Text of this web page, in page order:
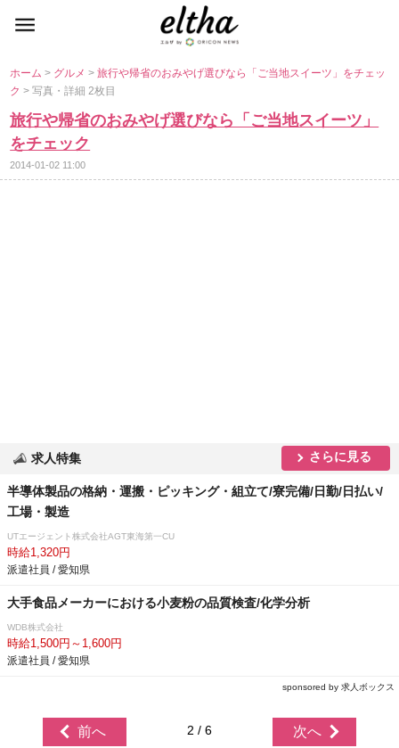
ホーム> グルメ>旅行や帰省のおみやげ選びなら「ご当地スイーツ」をチェッ
ク> 写真・詳細 2枚目
旅行や帰省のおみやげ選びなら「ご当地スイーツ」
をチェック
2014-01-02 11:00
求人特集 さらに見る
半導体製品の格納・運搬・ピッキング・組立て/寮完備/日勤/日払い/
工場・製造
UTエージェント株式会社AGT東海第一CU
時給1,320円
派遣社員 / 愛知県
大手食品メーカーにおける小麦粉の品質検査/化学分析
WDB株式会社
時給1,500円～1,600円
派遣社員 / 愛知県
sponsored by 求人ボックス
前へ 2 / 6 次へ